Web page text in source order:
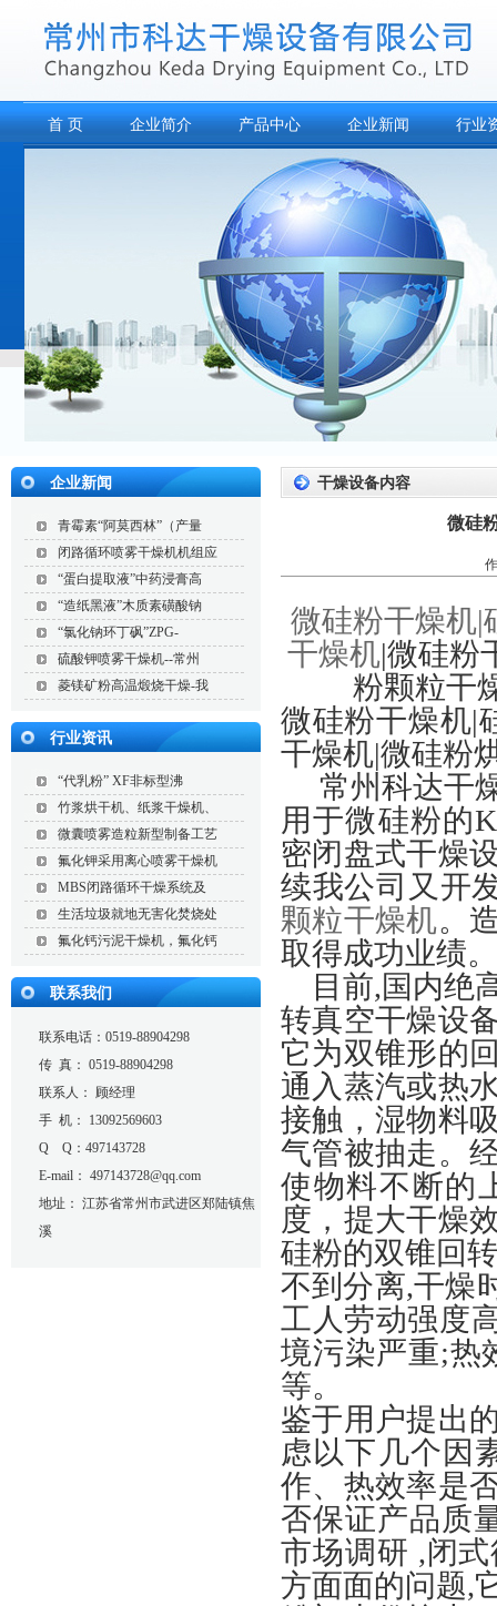
首 页 企业简介 产品中心 企业新闻 行业
企业新闻
青霉素“阿莫西林”（产量
闭路循环喷雾干燥机机组应
“蛋白提取液”中药浸膏高
“造纸黑液”木质素磺酸钠
“氯化钠环丁砜”ZPG-
硫酸钾喷雾干燥机--常州
菱镁矿粉高温煅烧干燥-我
行业资讯
“代乳粉” XF非标型沸
竹浆烘干机、纸浆干燥机、
微囊喷雾造粒新型制备工艺
氟化钾采用离心喷雾干燥机
MBS闭路循环干燥系统及
生活垃圾就地无害化焚烧处
氟化钙污泥干燥机，氟化钙
联系我们
联系电话：0519-88904298
传 真： 0519-88904298
联系人： 顾经理
手 机： 13092569603
Q Q：497143728
E-mail： 497143728@qq.com
地址： 江苏省常州市武进区郑陆镇焦
溪
干燥设备内容
微硅
微硅粉干燥机|
干燥机|微硅粉
粉颗粒干
微硅粉干燥机|
干燥机|微硅粉
常州科达干
用于微硅粉的
密闭盘式干燥
续我公司又开
颗粒干燥机。
取得成功业绩
目前,国内绝
转真空干燥设
它为双锥形的
通入蒸汽或热
接触，湿物料
气管被抽走。
使物料不断的
度，提大干燥
硅粉的双锥回
不到分离,干燥
工人劳动强度
境污染严重;热
等。
鉴于用户提出
虑以下几个因
作、热效率是
否保证产品质
市场调研 ,闭
方面面的问题,